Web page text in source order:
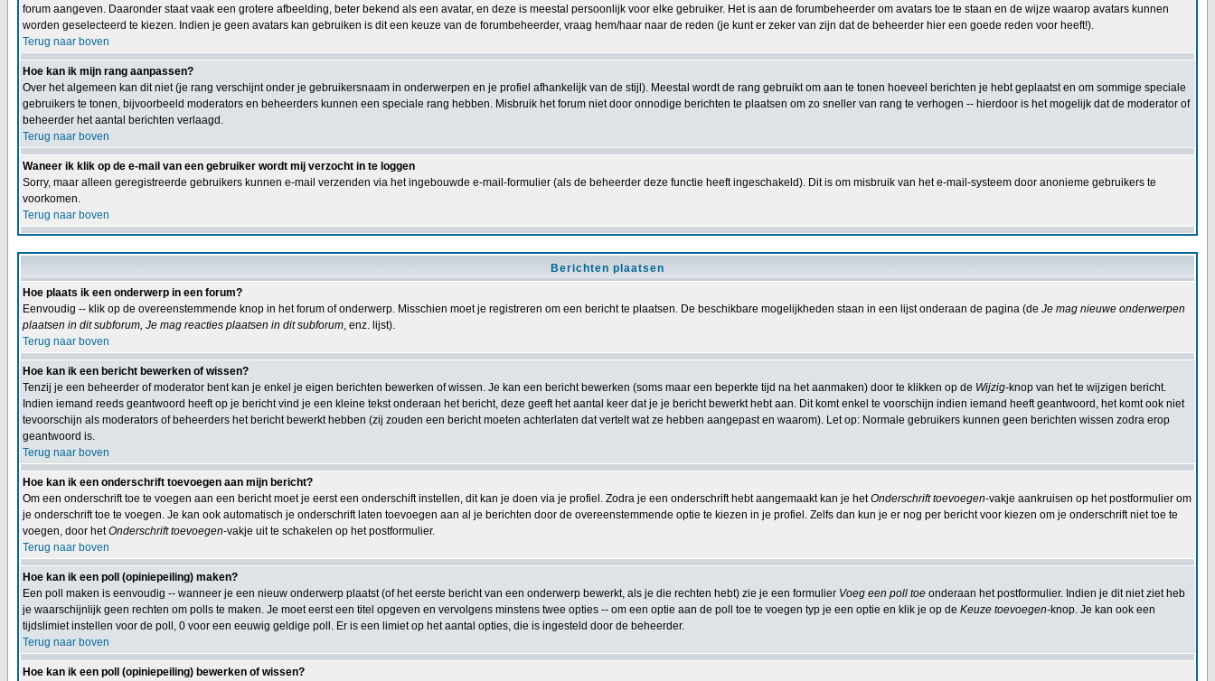
forum aangeven. Daaronder staat vaak een grotere afbeelding, beter bekend als een avatar, en deze is meestal persoonlijk voor elke gebruiker. Het is aan de forumbeheerder om avatars toe te staan en de wijze waarop avatars kunnen
worden geselecteerd te kiezen. Indien je geen avatars kan gebruiken is dit een keuze van de forumbeheerder, vraag hem/haar naar de reden (je kunt er zeker van zijn dat de beheerder hier een goede reden voor heeft!).
Terug naar boven
Hoe kan ik mijn rang aanpassen?
Over het algemeen kan dit niet (je rang verschijnt onder je gebruikersnaam in onderwerpen en je profiel afhankelijk van de stijl). Meestal wordt de rang gebruikt om aan te tonen hoeveel berichten je hebt geplaatst en om sommige speciale
gebruikers te tonen, bijvoorbeeld moderators en beheerders kunnen een speciale rang hebben. Misbruik het forum niet door onnodige berichten te plaatsen om zo sneller van rang te verhogen -- hierdoor is het mogelijk dat de moderator of
beheerder het aantal berichten verlaagd.
Terug naar boven
Waneer ik klik op de e-mail van een gebruiker wordt mij verzocht in te loggen
Sorry, maar alleen geregistreerde gebruikers kunnen e-mail verzenden via het ingebouwde e-mail-formulier (als de beheerder deze functie heeft ingeschakeld). Dit is om misbruik van het e-mail-systeem door anonieme gebruikers te
voorkomen.
Terug naar boven
Berichten plaatsen
Hoe plaats ik een onderwerp in een forum?
Eenvoudig -- klik op de overeenstemmende knop in het forum of onderwerp. Misschien moet je registreren om een bericht te plaatsen. De beschikbare mogelijkheden staan in een lijst onderaan de pagina (de Je mag nieuwe onderwerpen
plaatsen in dit subforum, Je mag reacties plaatsen in dit subforum, enz. lijst).
Terug naar boven
Hoe kan ik een bericht bewerken of wissen?
Tenzij je een beheerder of moderator bent kan je enkel je eigen berichten bewerken of wissen. Je kan een bericht bewerken (soms maar een beperkte tijd na het aanmaken) door te klikken op de Wijzig-knop van het te wijzigen bericht.
Indien iemand reeds geantwoord heeft op je bericht vind je een kleine tekst onderaan het bericht, deze geeft het aantal keer dat je je bericht bewerkt hebt aan. Dit komt enkel te voorschijn indien iemand heeft geantwoord, het komt ook niet
tevoorschijn als moderators of beheerders het bericht bewerkt hebben (zij zouden een bericht moeten achterlaten dat vertelt wat ze hebben aangepast en waarom). Let op: Normale gebruikers kunnen geen berichten wissen zodra erop
geantwoord is.
Terug naar boven
Hoe kan ik een onderschrift toevoegen aan mijn bericht?
Om een onderschrift toe te voegen aan een bericht moet je eerst een onderschift instellen, dit kan je doen via je profiel. Zodra je een onderschrift hebt aangemaakt kan je hetOnderschrift toevoegen-vakje aankruisen op het postformulier om
je onderschrift toe te voegen. Je kan ook automatisch je onderschrift laten toevoegen aan al je berichten door de overeenstemmende optie te kiezen in je profiel. Zelfs dan kun je er nog per bericht voor kiezen om je onderschrift niet toe te
voegen, door hetOnderschrift toevoegen-vakje uit te schakelen op het postformulier.
Terug naar boven
Hoe kan ik een poll (opiniepeiling) maken?
Een poll maken is eenvoudig -- wanneer je een nieuw onderwerp plaatst (of het eerste bericht van een onderwerp bewerkt, als je die rechten hebt) zie je een formulier Voeg een poll toe onderaan het postformulier. Indien je dit niet ziet heb
je waarschijnlijk geen rechten om polls te maken. Je moet eerst een titel opgeven en vervolgens minstens twee opties -- om een optie aan de poll toe te voegen typ je een optie en klik je op de Keuze toevoegen-knop. Je kan ook een
tijdslimiet instellen voor de poll, 0 voor een eeuwig geldige poll. Er is een limiet op het aantal opties, die is ingesteld door de beheerder.
Terug naar boven
Hoe kan ik een poll (opiniepeiling) bewerken of wissen?